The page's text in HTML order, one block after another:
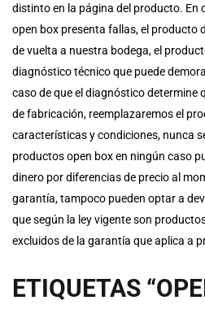
distinto en la página del producto. En
open box presenta fallas, el producto
de vuelta a nuestra bodega, el
diagnóstico técnico que puede
caso de que el diagnóstico determine
de fabricación, reemplazaremos el
características y condiciones, nunca
productos open box en ningún caso
dinero por diferencias de precio al
garantía, tampoco pueden optar a
que según la ley vigente son
excluidos de la garantía que aplica a
ETIQUETAS